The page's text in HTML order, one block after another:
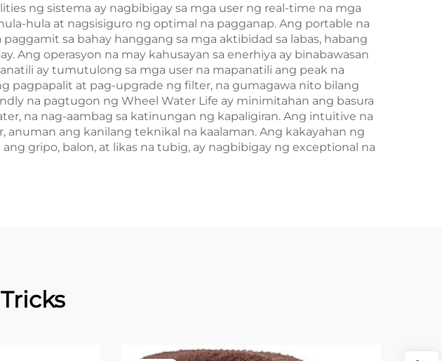
ng sistema ay nagbibigay sa mga user ng real-time na mga
hula at nagsisiguro ng optimal na pagganap. Ang portable na
sa bahay hanggang sa mga aktibidad sa labas, habang
Ang operasyon na may kahusayan sa enerhiya ay binabawasan
ay tumutulong sa mga user na mapanatili ang peak na
pagpapalit at pag-upgrade ng filter, na gumagawa nito bilang
na pagtugon ng Wheel Water Life ay minimitahan ang basura
na nag-aambag sa katinungan ng kapaligiran. Ang intuitive na
ang kanilang teknikal na kaalaman. Ang kakayahan ng
gripo, balon, at likas na tubig, ay nagbibigay ng exceptional na